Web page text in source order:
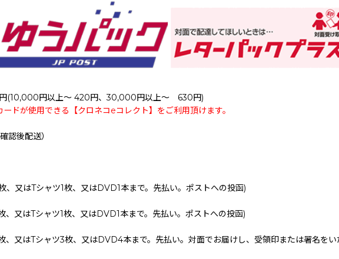
円(10,000円以上～ 420円、30,000円以上～ 630円)
ドが使用できる【クロネコeコレクト】をご利用頂けます。
認後配送）
、又はTシャツ1枚、又はDVD1本まで。先払い。ポストへの投函)
、又はTシャツ1枚、又はDVD1本まで。先払い。ポストへの投函)
、又はTシャツ3枚、又はDVD4本まで。先払い。対面でお届けし、受領印または署名をい